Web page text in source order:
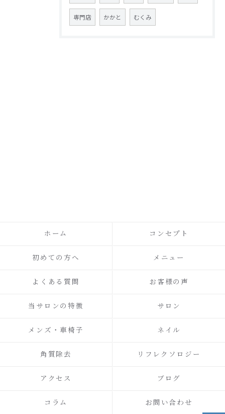
専門店 かかと むくみ
ホーム コンセプト
初めての方へ メニュー
よくある質問 お客様の声
当サロンの特徴 サロン
メンズ・車椅子 ネイル
角質除去 リフレクソロジー
アクセス ブログ
コラム お問い合わせ